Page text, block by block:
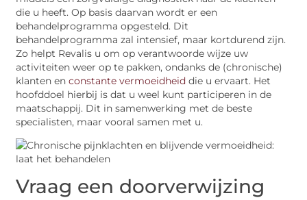
die u heeft. Op basis daarvan wordt er een
behandelprogramma opgesteld. Dit
behandelprogramma zal intensief, maar kortdurend zijn.
Zo helpt Revalis u om op verantwoorde wijze uw
activiteiten weer op te pakken, ondanks de (chronische)
klanten enconstante vermoeidheid die u ervaart. Het
hoofddoel hierbij is dat u weel kunt participeren in de
maatschappij. Dit in samenwerking met de beste
specialisten, maar vooral samen met u.
Vraag een doorverwijzing